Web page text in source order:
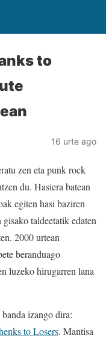
to
16 urte ago
zen eta punk rock
du. Hasiera batean
egiten hasi baziren
taldeetatik edaten
2000 urtean
beranduago
luzeko hirugarren lana
izango dira:
to Losers. Mantisa